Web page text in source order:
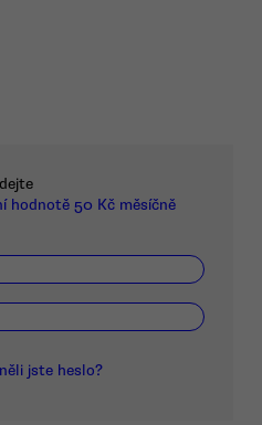
hodnotě 50 Kč měsíčně
jste heslo?